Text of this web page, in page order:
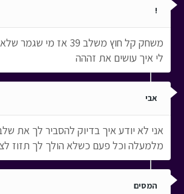
!
משחק קל חוץ משלב 39 אז
לי איך עושים את זההה
אבי
מלמעלה וכל פעם כשלא הולך לך תזוז
המסים